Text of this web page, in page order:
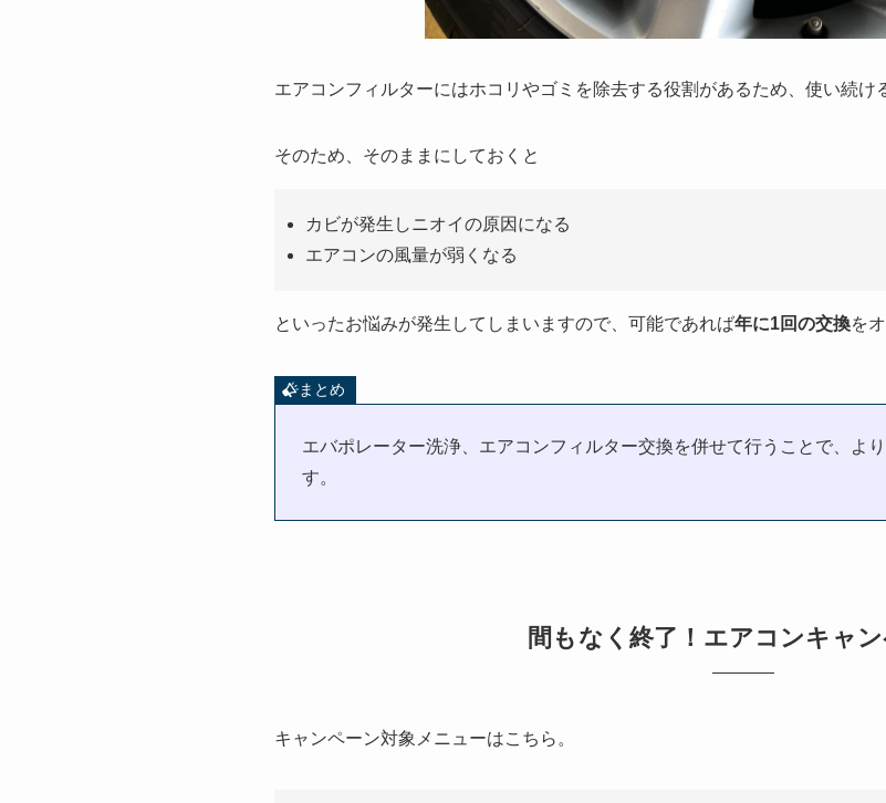
エアコンフィルターにはホコリやゴミを除去する役割があるため、使い続け
そのため、そのままにしておくと
カビが発生しニオイの原因になる
エアコンの風量が弱くなる
といったお悩みが発生してしまいますので、可能であれば年に1回の交換を
まとめ
エバポレーター洗浄、エアコンフィルター交換を併せて行うことで、よ
す。
間もなく終了！エアコンキャ
キャンペーン対象メニューはこちら。